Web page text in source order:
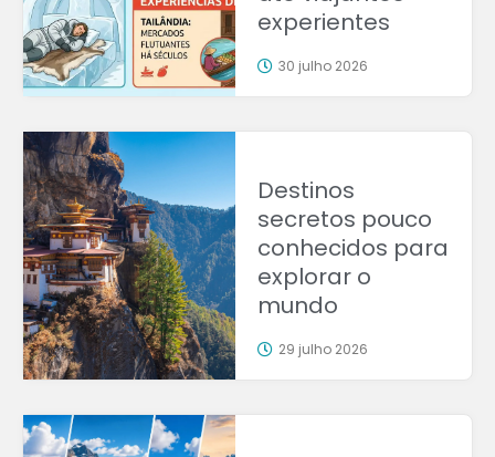
experientes
30 julho 2026
Destinos
secretos pouco
conhecidos para
explorar o
mundo
29 julho 2026